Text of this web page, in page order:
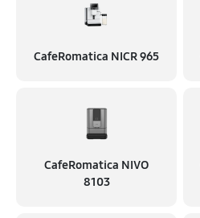
CafeRomatica NICR 965
CafeRomatica NIVO
8103